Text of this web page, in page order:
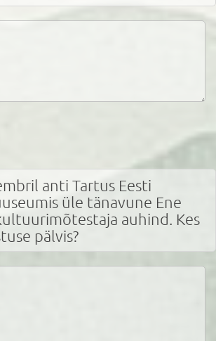
anti Tartus Eesti
üle tänavune Ene
auhind. Kes
pälvis?